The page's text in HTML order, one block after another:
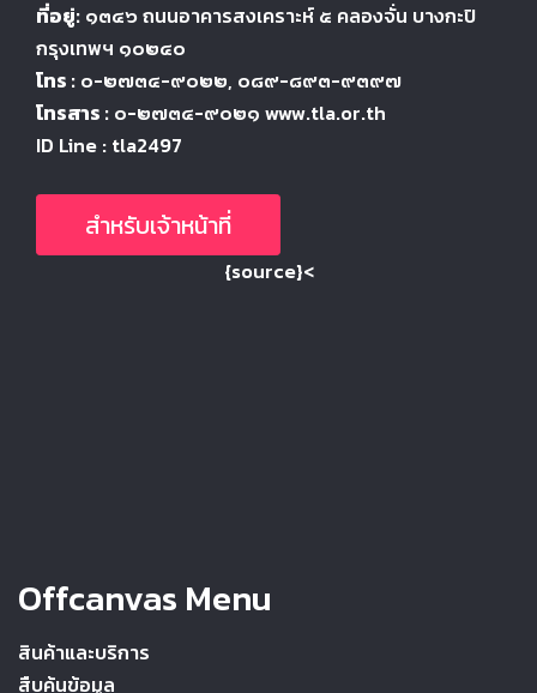
ที่อยู่: ๑๓๔๖ ถนนอาคารสงเคราะห์ ๕ คลองจั่น บางกะปิ
กรุงเทพฯ ๑๐๒๔๐
โทร : ๐-๒๗๓๔-๙๐๒๒, ๐๘๙-๘๙๓-๙๓๙๗
โทรสาร : ๐-๒๗๓๔-๙๐๒๑ www.tla.or.th
ID Line : tla2497
สำหรับเจ้าหน้าที่
{source}<
Offcanvas Menu
สินค้าและบริการ
สืบค้นข้อมูล